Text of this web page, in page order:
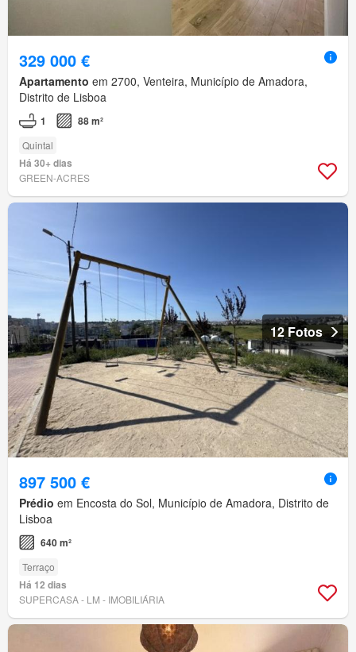
329 000 €
Apartamento em 2700, Venteira, Município de Amadora,
Distrito de Lisboa
1 88 m²
Quintal
Há 30+ dias
GREEN-ACRES
12 Fotos
897 500 €
Prédio em Encosta do Sol, Município de Amadora, Distrito de
Lisboa
640 m²
Terraço
Há 12 dias
SUPERCASA - LM - IMOBILIÁRIA